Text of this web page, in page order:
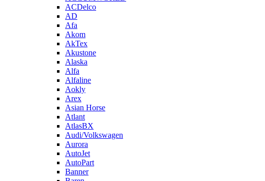
ACDelco
AD
Afa
Akom
AkTex
Akustone
Alaska
Alfa
Alfaline
Aokly
Arex
Asian Horse
Atlant
AtlasBX
Audi/Volkswagen
Aurora
AutoJet
AutoPart
Banner